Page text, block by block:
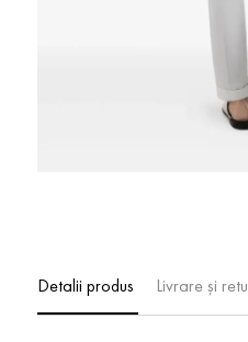
Detalii produs Livrare și